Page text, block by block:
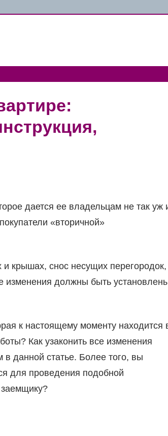
дается ее владельцам не так уж
«вторичной»
крышах, снос несущих перегородок,
изменения должны быть
к настоящему моменту находится
Как узаконить все изменения
в данной статье. Более того, вы
для проведения подобной
заемщику?